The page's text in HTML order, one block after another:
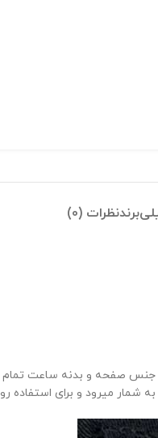
برندنظرات (0)
صفحه و بدنه ساعت
میرود و برای استفاده